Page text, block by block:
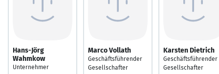
Hans-Jörg
Wahmkow
Unternehmer
Marco Vollath
Geschäftsführender
Gesellschafter
Karsten Dietrich
Geschäftsführender
Gesellschafter